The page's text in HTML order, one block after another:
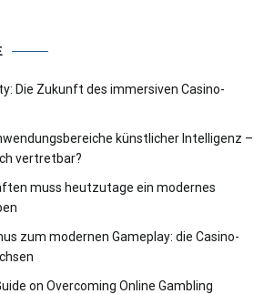
Die Zukunft des immersiven Casino-
künstlicher Intelligenz –
vertretbar?
muss heutzutage ein modernes
zum modernen Gameplay: die Casino-
on Overcoming Online Gambling